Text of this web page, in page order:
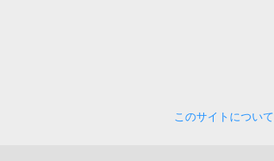
このサイトについて